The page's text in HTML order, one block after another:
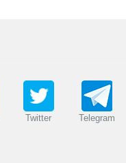
Twitter Telegram